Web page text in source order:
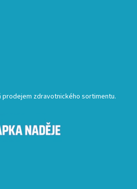
prodejem zdravotnického sortimentu.